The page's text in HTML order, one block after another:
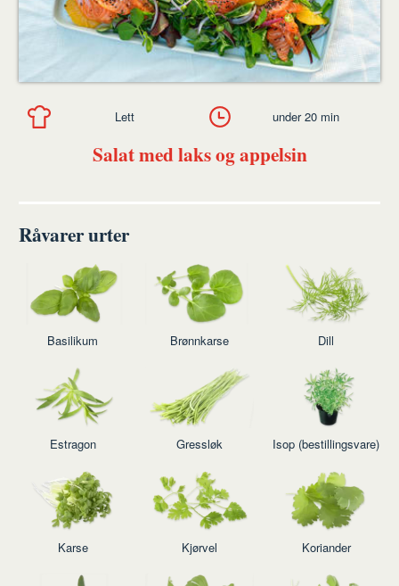
Salat med laks og appelsin
Lett under 20 min
Råvarer urter
Basilikum Brønnkarse Dill
Estragon Gressløk Isop (bestillingsvare)
Karse Kjørvel Koriander